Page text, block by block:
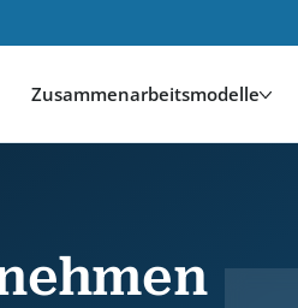
Zusammenarbeitsmodelle